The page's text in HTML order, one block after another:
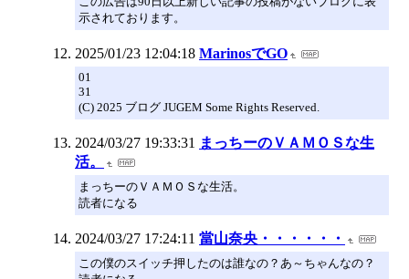
示されております。
2025/01/23 12:04:18 MarinosでGO
01
31
(C) 2025 ブログ JUGEM Some Rights Reserved.
2024/03/27 19:33:31 まっちーのＶＡＭＯＳな生
活。
まっちーのＶＡＭＯＳな生活。
読者になる
2024/03/27 17:24:11 當山奈央・・・・・・
この僕のスイッチ押したのは誰なの？あ～ちゃんなの？